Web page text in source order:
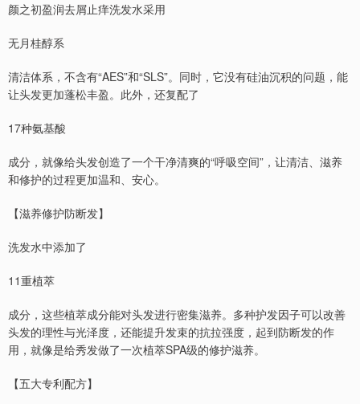
颜之初盈润去屑止痒洗发水采用
无月桂醇系
清洁体系，不含有“AES”和“SLS”。同时，它没有硅油沉积的问题，能
让头发更加蓬松丰盈。此外，还复配了
17种氨基酸
成分，就像给头发创造了一个干净清爽的“呼吸空间”，让清洁、滋养
和修护的过程更加温和、安心。
【滋养修护防断发】
洗发水中添加了
11重植萃
成分，这些植萃成分能对头发进行密集滋养。多种护发因子可以改善
头发的理性与光泽度，还能提升发束的抗拉强度，起到防断发的作
用，就像是给秀发做了一次植萃SPA级的修护滋养。
【五大专利配方】